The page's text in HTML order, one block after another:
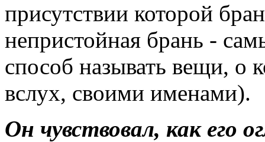
присутствии которой
непристойная брань -
способ называть вещи, о
вслух, своими именами).
Он чувствовал, как его